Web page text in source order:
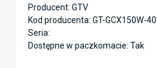
Producent: GTV
Kod producenta: GT-GCX150W-40
Seria:
Dostępne w paczkomacie: Tak